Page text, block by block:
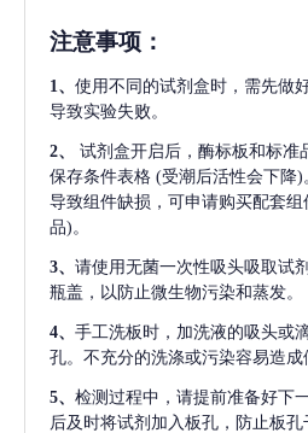
注意事项 ：
1、 使用不同的试剂盒时，需先做
导致实验失败。
2、
试剂盒开启后，酶标板和标准
保存条件表格 (受潮后活性会下降)
导致组件缺损，可申请购买配套组
品)。
3、 请使用无菌一次性吸头吸取试
瓶盖，以防止微生物污染和蒸发。
4、 手工洗板时，加洗液的吸头或
孔。不充分的洗涤或污染容易造成
5、 检测过程中，请提前准备好下
后及时将试剂加入板孔，防止板孔